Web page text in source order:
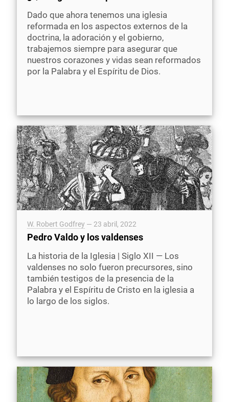
Dado que ahora tenemos una iglesia
reformada en los aspectos externos de la
doctrina, la adoración y el gobierno,
trabajemos siempre para asegurar que
nuestros corazones y vidas sean reformados
por la Palabra y el Espíritu de Dios.
W. Robert Godfrey — 23 abril, 2022
Pedro Valdo y los valdenses
La historia de la Iglesia | Siglo XII — Los
valdenses no solo fueron precursores, sino
también testigos de la presencia de la
Palabra y el Espíritu de Cristo en la iglesia a
lo largo de los siglos.